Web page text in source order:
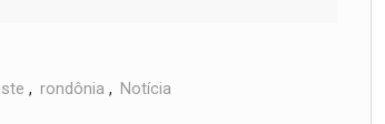
, rondônia , Notícia